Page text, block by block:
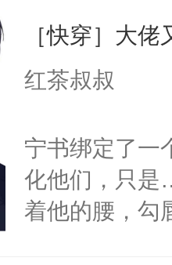
［快穿］大
红茶叔叔
宁书绑定了一
化他们，只是
着他的腰，勾